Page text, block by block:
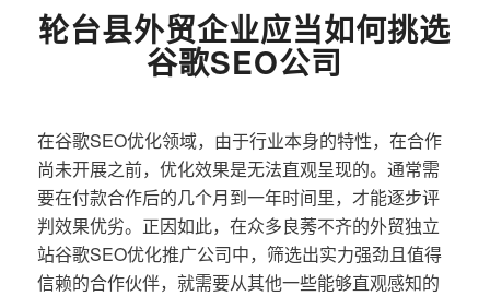
轮台县外贸企业应当如何挑选
谷歌SEO公司
在谷歌SEO优化领域，由于行业本身的特性，在合作
尚未开展之前，优化效果是无法直观呈现的。通常需
要在付款合作后的几个月到一年时间里，才能逐步评
判效果优劣。正因如此，在众多良莠不齐的外贸独立
站谷歌SEO优化推广公司中，筛选出实力强劲且值得
信赖的合作伙伴，就需要从其他一些能够直观感知的